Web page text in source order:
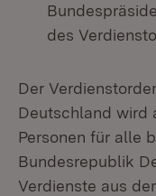
des
Der
Deutschland wird
Personen für alle
Bundesrepublik
Verdienste aus